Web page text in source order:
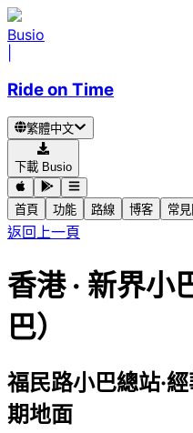
Busio
Ride on Time
繁體中文
下載 Busio
首頁 功能 路線 博客 常
返回上一頁
香港· 新界小
巴）
福民路小巴總站·
期地面